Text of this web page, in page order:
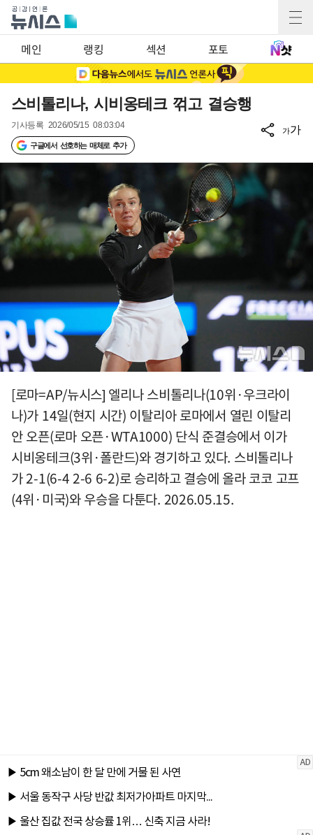
메인 랭킹 섹션 포토
스비톨리나, 시비옹테크 꺾고 결승행
기사등록 2026/05/15 08:03:04
구글에서 선호하는 매체로 추가
가가
[로마=AP/뉴시스] 엘리나 스비톨리나(10위·우크라이
나)가 14일(현지 시간) 이탈리아 로마에서 열린 이탈리
안 오픈(로마 오픈·WTA1000) 단식 준결승에서 이가
시비옹테크(3위·폴란드)와 경기하고 있다. 스비톨리나
가 2-1(6-4 2-6 6-2)로 승리하고 결승에 올라 코코 고프
(4위·미국)와 우승을 다툰다. 2026.05.15.